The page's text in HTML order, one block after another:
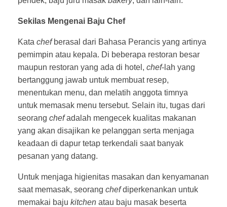
Sekilas Mengenai Baju Chef
Kata chefberasal dari Bahasa Perancis yang artinya
pemimpin atau kepala. Di beberapa restoran besar
maupun restoran yang ada di hotel, chef-lah yang
bertanggung jawab untuk membuat resep,
menentukan menu, dan melatih anggota timnya
untuk memasak menu tersebut. Selain itu, tugas dari
seorang chefadalah mengecek kualitas makanan
yang akan disajikan ke pelanggan serta menjaga
keadaan di dapur tetap terkendali saat banyak
pesanan yang datang.
Untuk menjaga higienitas masakan dan kenyamanan
saat memasak, seorang chefdiperkenankan untuk
memakai baju kitchen atau baju masak beserta